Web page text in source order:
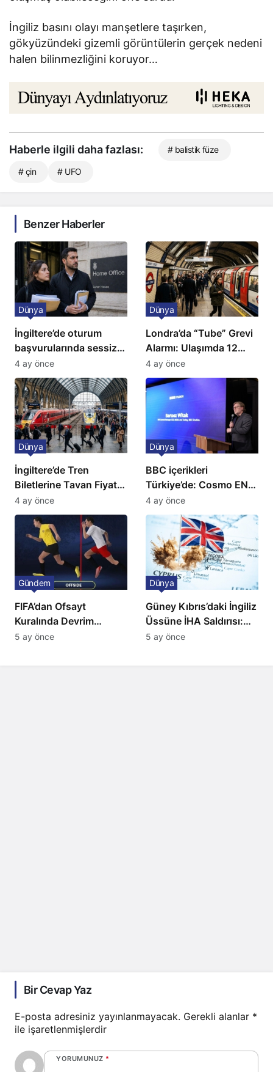
İngiliz basını olayı manşetlere taşırken,
gökyüzündeki gizemli görüntülerin gerçek nedeni
halen bilinmezliğini koruyor…
Haberle ilgili daha fazlası: # balistik füze
# çin # UFO
Benzer Haberler
İngiltere’de oturum
başvurularında sessiz
kriz: Büyükelçilikten
açıklama!
Dünya
4 ay önce
Londra’da “Tube” Grevi
Alarmı: Ulaşımda 12
Günlük Kaos Kapıda
Dünya
4 ay önce
İngiltere’de Tren
Biletlerine Tavan Fiyat:
Ulaşımda Yeni
Düzenleme
Dünya
4 ay önce
BBC içerikleri
Türkiye’de: Cosmo EN
ve BBC Player yayında
Dünya
4 ay önce
FIFA’dan Ofsayt
Kuralında Devrim
Niteliğinde Onay
Gündem
5 ay önce
Güney Kıbrıs’daki İngiliz
Üssüne İHA Saldırısı:
Patlama, Sirenler ve
Dünya
5 ay önce
Bir Cevap Yaz
E-posta adresiniz yayınlanmayacak. Gerekli alanlar *
ile işaretlenmişlerdir
YORUMUNUZ *